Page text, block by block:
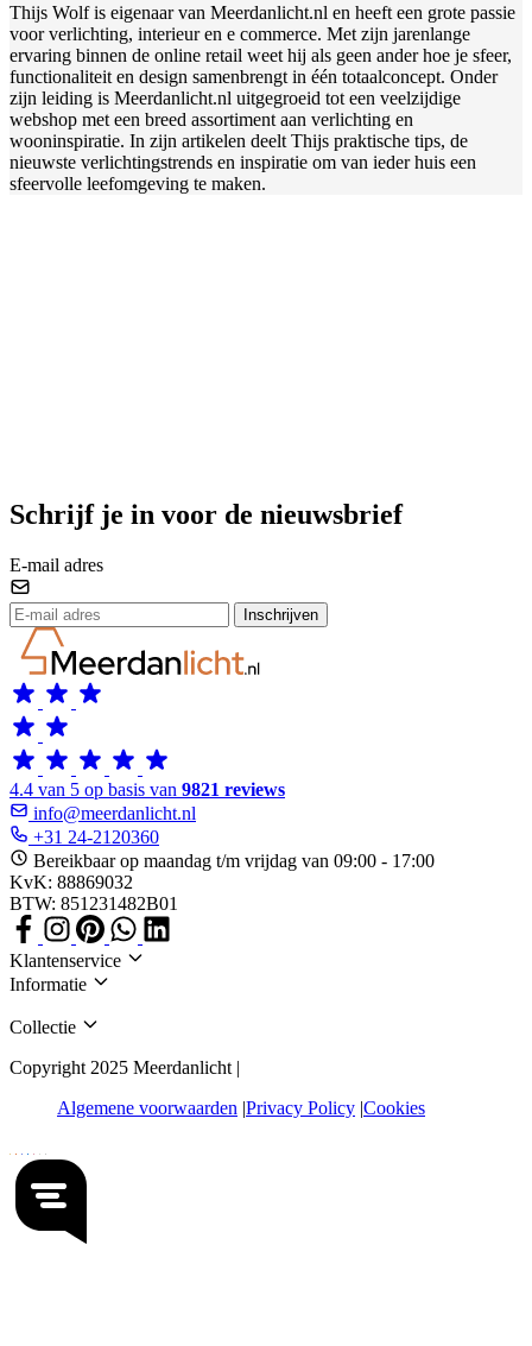
Thijs Wolf is eigenaar van Meerdanlicht.nl en heeft een grote passie
voor verlichting, interieur en e commerce. Met zijn jarenlange
ervaring binnen de online retail weet hij als geen ander hoe je sfeer,
functionaliteit en design samenbrengt in één totaalconcept. Onder
zijn leiding is Meerdanlicht.nl uitgegroeid tot een veelzijdige
webshop met een breed assortiment aan verlichting en
wooninspiratie. In zijn artikelen deelt Thijs praktische tips, de
nieuwste verlichtingstrends en inspiratie om van ieder huis een
sfeervolle leefomgeving te maken.
Schrijf je in voor de nieuwsbrief
E-mail adres
Inschrijven
4.4 van 5 op basis van 9821 reviews
info@meerdanlicht.nl
+31 24-2120360
Bereikbaar op maandag t/m vrijdag van 09:00 - 17:00
KvK: 88869032
BTW: 851231482B01
Klantenservice
Informatie
Collectie
Copyright 2025 Meerdanlicht |
Algemene voorwaarden Privacy Policy Cookies